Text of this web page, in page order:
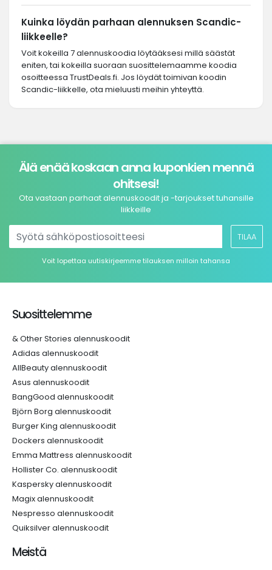
Kuinka löydän parhaan alennuksen Scandic-
liikkeelle?
Voit kokeilla 7 alennuskoodia löytääksesi millä säästät
eniten, tai kokeilla suoraan suosittelemaamme koodia
osoitteessa TrustDeals.fi. Jos löydät toimivan koodin
Scandic-liikkelle, ota mieluusti meihin yhteyttä.
Älä enää koskaan anna kuponkien mennä
ohitsesi!
Ota vastaan parhaat alennuskoodit ja -tarjoukset tuhansille
liikkeille
TILAA
Voit lopettaa uutiskirjeemme tilauksen milloin tahansa
Suosittelemme
& Other Stories alennuskoodit
Adidas alennuskoodit
AllBeauty alennuskoodit
Asus alennuskoodit
BangGood alennuskoodit
Björn Borg alennuskoodit
Burger King alennuskoodit
Dockers alennuskoodit
Emma Mattress alennuskoodit
Hollister Co. alennuskoodit
Kaspersky alennuskoodit
Magix alennuskoodit
Nespresso alennuskoodit
Quiksilver alennuskoodit
Meistä